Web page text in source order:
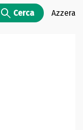
Cerca Azzera